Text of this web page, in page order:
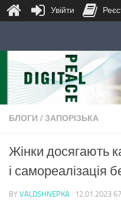
Skip to content
БЛОГИ /ЗАПОРІЗЬКА
Жінки досягають
і самореалізація
BY VALDSHNEPKA · 12.01.2023
Увійти